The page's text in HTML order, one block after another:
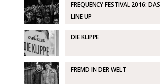
FREQUENCY FESTIVAL 2016: DAS
LINE UP
DIE KLIPPE
FREMD IN DER WELT